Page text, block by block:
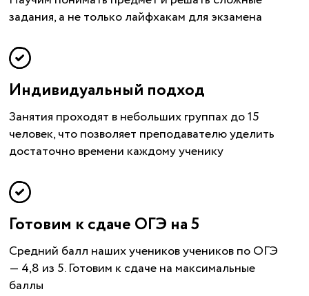
задания, а не только лайфхакам для экзамена
Индивидуальный подход
Занятия проходят в небольших группах до 15
человек, что позволяет преподавателю уделить
достаточно времени каждому ученику
Готовим к сдаче ОГЭ на 5
Средний балл наших учеников учеников по ОГЭ
— 4,8 из 5. Готовим к сдаче на максимальные
баллы